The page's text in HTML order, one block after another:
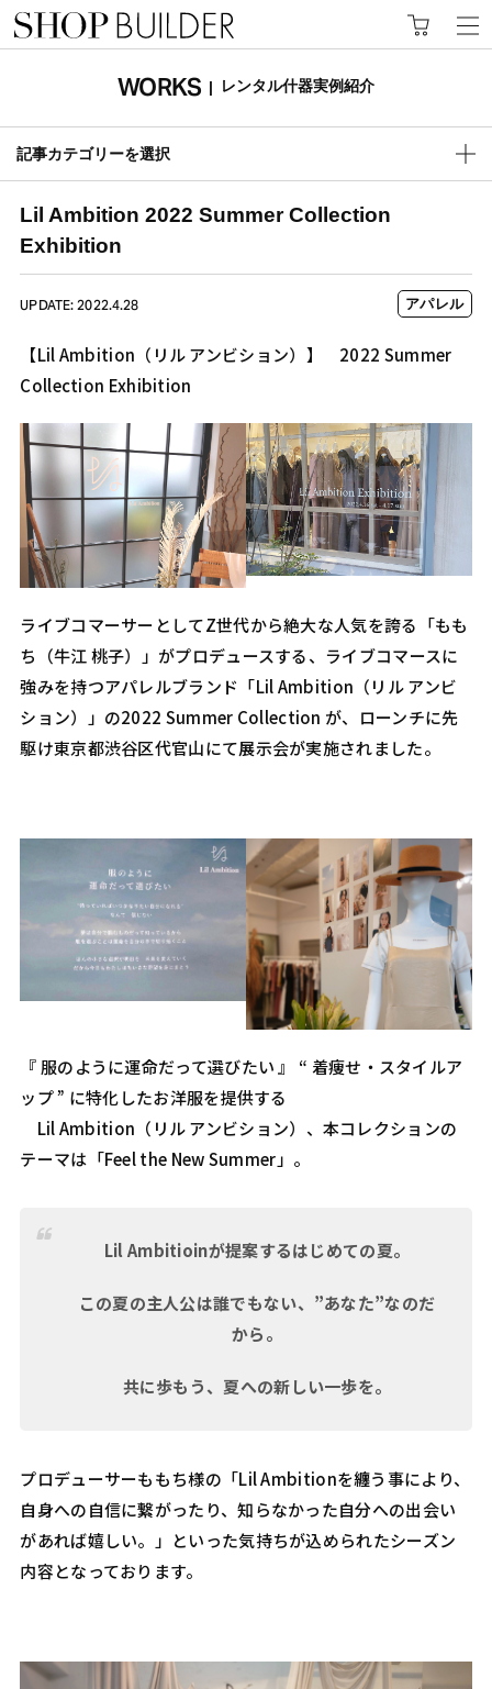
WORKS | レンタル什器実例紹介
記事カテゴリーを選択
Lil Ambition 2022 Summer Collection
Exhibition
UPDATE: 2022.4.28 アパレル
【Lil Ambition（リル アンビション）】 2022 Summer
Collection Exhibition
ライブコマーサーとしてZ世代から絶大な人気を誇る「もも
ち（牛江 桃子）」がプロデュースする、ライブコマースに
強みを持つアパレルブランド「Lil Ambition（リル アンビ
ション）」の2022 Summer Collection が、ローンチに先
駆け東京都渋谷区代官山にて展示会が実施されました。
『 服のように運命だって選びたい 』 “ 着痩せ・スタイルア
ップ ” に特化したお洋服を提供する
Lil Ambition（リル アンビション）、本コレクションの
テーマは「Feel the New Summer」。
Lil Ambitioinが提案するはじめての夏。
この夏の主人公は誰でもない、”あなた”なのだ
から。
共に歩もう、夏への新しい一歩を。
プロデューサーももち様の「Lil Ambitionを纏う事により、
自身への自信に繋がったり、知らなかった自分への出会い
があれば嬉しい。」といった気持ちが込められたシーズン
内容となっております。